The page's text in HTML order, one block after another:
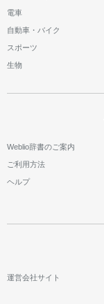
電車
自動車・バイク
スポーツ
生物
Weblio辞書のご案内
ご利用方法
ヘルプ
運営会社サイト